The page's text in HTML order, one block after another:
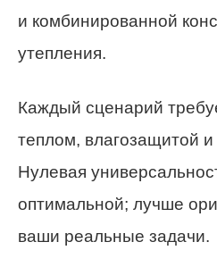
и комбинированной
утепления.
Каждый сценарий
теплом, влагозащитой
Нулевая
оптимальной; лучше
ваши реальные задачи.